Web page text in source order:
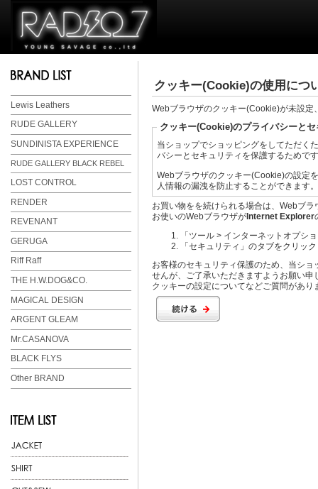
Lewis Leathers
RUDE GALLERY
SUNDINISTA EXPERIENCE
RUDE GALLERY BLACK REBEL
LOST CONTROL
RENDER
REVENANT
GERUGA
Riff Raff
THE H.W.DOG&CO.
MAGICAL DESIGN
ARGENT GLEAM
Mr.CASANOVA
BLACK FLYS
Other BRAND
クッキー(Cookie)の使用につ
Webブラウザのクッキー(Cookie)が未設定
クッキー(Cookie)のプライバシーと
当ショップでショッピングをしてただく
バシーとセキュリティを保護するためで
Webブラウザのクッキー(Cookie)の設定
人情報の漏洩を防止することができます
お買い物をを続けられる場合は、Webブ
お使いのWebブラウザが Internet Explorer
「ツール > インターネットオプシ
「セキュリティ」のタブをクリッ
お客様のセキュリティ保護のため、当シ
せんが、ご了承いただきますようお願い申
クッキーの設定についてなどご質問があ